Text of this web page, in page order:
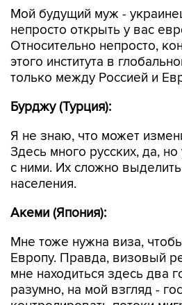
Мой будущий муж -
непросто открыть у вас
Относительно непросто,
этого института в
только между Россией и
Бурджу (Турция):
Я не знаю, что может
Здесь много русских, да,
с ними. Их сложно
населения.
Акеми (Япония):
Мне тоже нужна виза,
Европу. Правда, визовый
мне находиться здесь два
разумно, на мой взгляд -